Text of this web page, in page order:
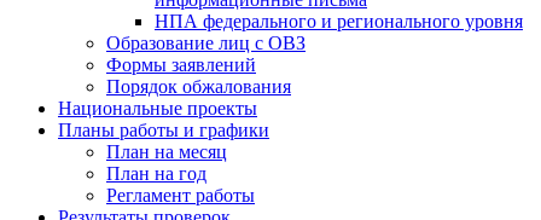
НПА федерального и регионального уровня
Образование лиц с ОВЗ
Формы заявлений
Порядок обжалования
Национальные проекты
Планы работы и графики
План на месяц
План на год
Регламент работы